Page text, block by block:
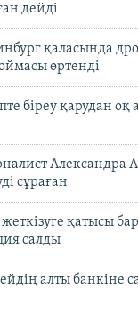
дейді
қаласында
өртенді
біреу қарудан оқ
Александра
сұраған
қатысы
салды
алты банкіне